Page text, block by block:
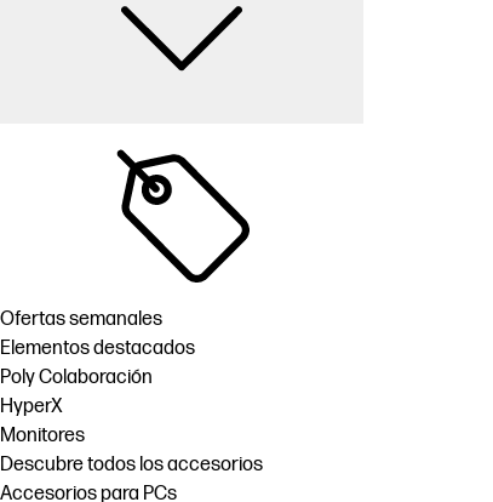
Ofertas semanales
Elementos destacados
Poly Colaboración
HyperX
Monitores
Descubre todos los accesorios
Accesorios para PCs